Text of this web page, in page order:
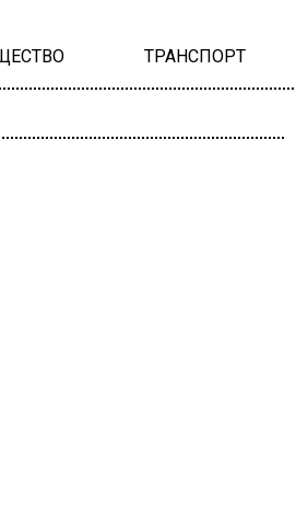
ТРАНСПОРТ